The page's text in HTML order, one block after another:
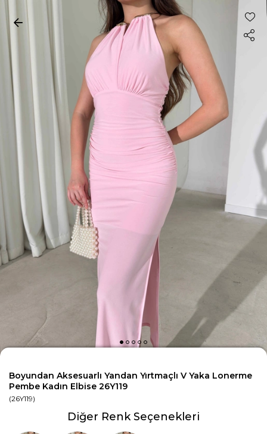
Boyundan Aksesuarlı Yandan Yırtmaçlı V Yaka Lonerme
Pembe Kadın Elbise 26Y119
(26Y119)
Diğer Renk Seçenekleri